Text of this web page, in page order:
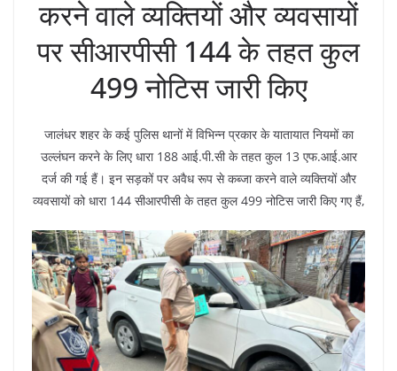
करने वाले व्यक्तियों और व्यवसायों
पर सीआरपीसी 144 के तहत कुल
499 नोटिस जारी किए
जालंधर शहर के कई पुलिस थानों में विभिन्न प्रकार के यातायात नियमों का
उल्लंघन करने के लिए धारा 188 आई.पी.सी के तहत कुल 13 एफ.आई.आर
दर्ज की गई हैं। इन सड़कों पर अवैध रूप से कब्जा करने वाले व्यक्तियों और
व्यवसायों को धारा 144 सीआरपीसी के तहत कुल 499 नोटिस जारी किए गए हैं,